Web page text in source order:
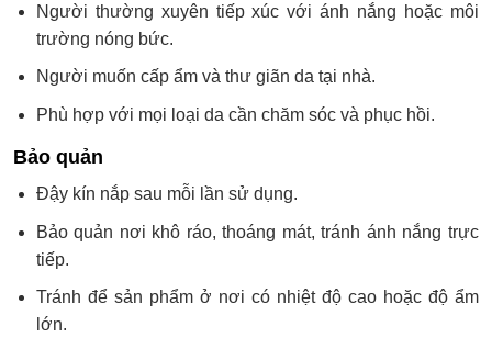
Người thường xuyên tiếp xúc với ánh nắng hoặc môi
trường nóng bức.
Người muốn cấp ẩm và thư giãn da tại nhà.
Phù hợp với mọi loại da cần chăm sóc và phục hồi.
Bảo quản
Đậy kín nắp sau mỗi lần sử dụng.
Bảo quản nơi khô ráo, thoáng mát, tránh ánh nắng trực
tiếp.
Tránh để sản phẩm ở nơi có nhiệt độ cao hoặc độ ẩm
lớn.